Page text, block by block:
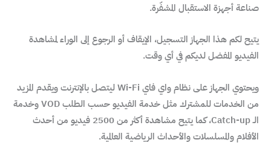
صناعة أجهزة الاستقبال المشفّرة.
يتيح لكم هذا الجهاز التسجيل، الإيقاف أو الرجوع إلى الوراء لمشاهدة
الفيديو المفضل لديكم في أي وقت.
ويحتوي الجهاز على نظام واي فاي Wi-Fi ليتصل بالإنترنت ويقدم المزيد
من الخدمات للمشترك مثل خدمة الفيديو حسب الطلب VOD وخدمة
الـ Catch-up، كما يتيح مشاهدة أكثر من 2500 فيديو من أحدث
الأفلام والمسلسلات والأحداث الرياضية العالمية.